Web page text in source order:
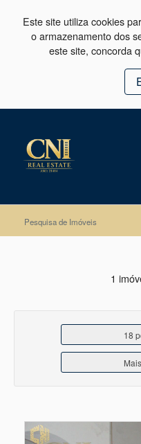
Este site utiliza cookies
o armazenamento dos
este site, concorda
Pesquisa de Imóveis
1
18